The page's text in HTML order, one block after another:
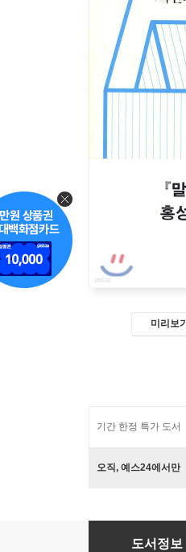
미리보기
기간 한정 특가 도서
오직, 예스24에서만
법의 이유
도서정보